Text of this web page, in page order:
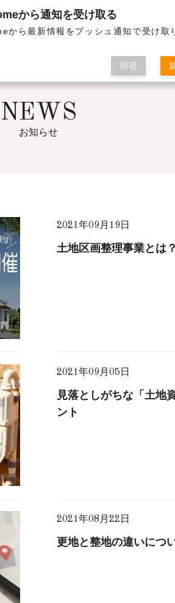
NEWS
お知らせ
2021年09月19日
土地区画整理事業とは
2021年09月05日
見落としがちな「土地
ント
2021年08月22日
更地と整地の違いにつ
から通知を受け取る
から最新情報をプッシュ通知で受け取
拒否